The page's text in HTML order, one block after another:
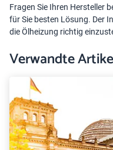
Fragen Sie Ihren Hersteller
für Sie besten Lösung. Der
die Ölheizung richtig
Verwandte